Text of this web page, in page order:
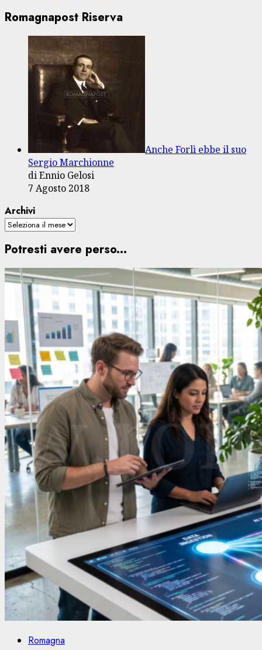
Romagnapost Riserva
Anche Forlì ebbe il suo
Sergio Marchionne
di Ennio Gelosi
7 Agosto 2018
Archivi
Potresti avere perso...
Romagna